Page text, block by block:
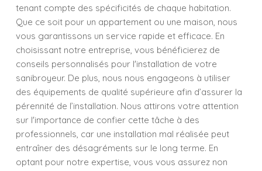
tenant compte des spécificités de chaque habitation.
Que ce soit pour un appartement ou une maison, nous
vous garantissons un service rapide et efficace. En
choisissant notre entreprise, vous bénéficierez de
conseils personnalisés pour l'installation de votre
sanibroyeur. De plus, nous nous engageons à utiliser
des équipements de qualité supérieure afin d’assurer la
pérennité de l’installation. Nous attirons votre attention
sur l'importance de confier cette tâche à des
professionnels, car une installation mal réalisée peut
entraîner des désagréments sur le long terme. En
optant pour notre expertise, vous vous assurez non